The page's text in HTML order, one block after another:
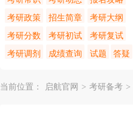
考研政策
招生简章
考研大纲
考研分数
考研初试
考研复试
考研调剂
成绩查询 试题 答疑
当前位置： 启航官网 > 考研备考 >